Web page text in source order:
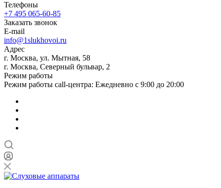
Телефоны
+7 495 065-60-85
Заказать звонок
E-mail
info@1slukhovoi.ru
Адрес
г. Москва, ул. Мытная, 58
г. Москва, Северный бульвар, 2
Режим работы
Режим работы call-центра: Ежедневно с 9:00 до 20:00